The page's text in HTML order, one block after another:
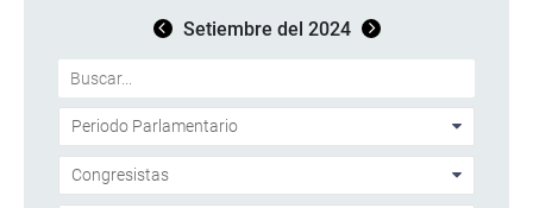
Setiembre del 2024